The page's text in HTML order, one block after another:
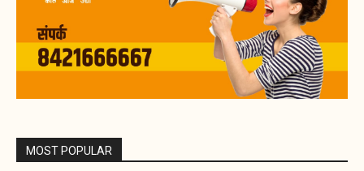
MOST POPULAR